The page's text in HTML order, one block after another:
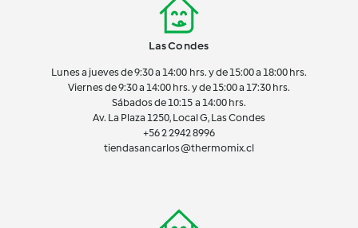
Las Condes
Lunes a jueves de 9:30 a 14:00 hrs. y de 15:00 a 18:00 hrs.
Viernes de 9:30 a 14:00 hrs. y de 15:00 a 17:30 hrs.
Sábados de 10:15 a 14:00 hrs.
Av. La Plaza 1250, Local G, Las Condes
+56 2 2942 8996
tiendasancarlos@thermomix.cl